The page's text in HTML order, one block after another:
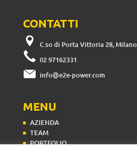
CONTATTI
C.so di Porta Vittoria 28, Milano
02 97162331
info@e2e-power.com
MENU
AZIENDA
TEAM
PORTFOLIO